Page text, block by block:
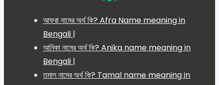
আফরা নামের অর্থ কি? Afra Name meaning in
Bengali |
আনিকা নামের অর্থ কি? Anika name meaning in
Bengali |
তমাল নামের অর্থ কি? Tamal name meaning in